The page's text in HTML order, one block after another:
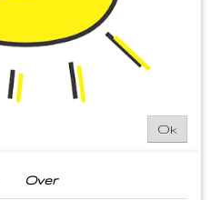
Ok
Over